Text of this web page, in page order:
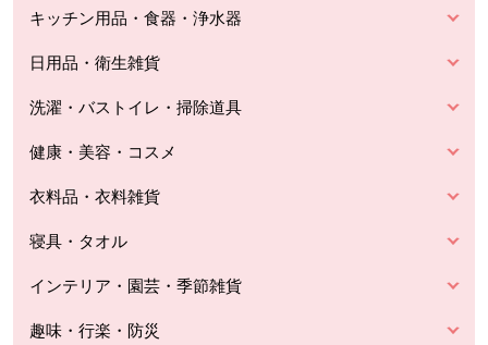
キッチン用品・食器・浄水器
日用品・衛生雑貨
洗濯・バストイレ・掃除道具
健康・美容・コスメ
衣料品・衣料雑貨
寝具・タオル
インテリア・園芸・季節雑貨
趣味・行楽・防災